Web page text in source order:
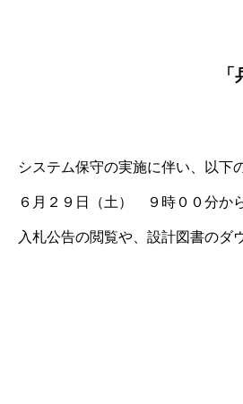
システム保守の実施に伴い、以下
６月２９日（土） ９時００分か
入札公告の閲覧や、設計図書のダ